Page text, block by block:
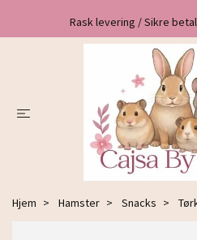
Rask levering / Sikre
Hjem Hamster Snacks